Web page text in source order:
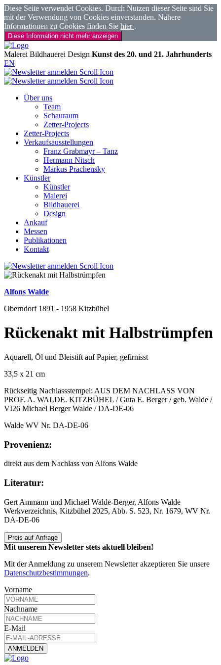
Diese Seite verwendet Cookies. Durch Nutzen dieser Seite sind Sie
mit der Verwendung von Cookies einverstanden. Nähere
Informationen zu Cookies finden Sie hier .
Diese Information nicht mehr anzeigen
Malerei Bildhauerei Design Kunst des 20. und 21. Jahrhunderts
EN
Über uns
Team
Schauraum
Zetter-Projects
Zetter-Projects
Verkaufsausstellungen
Franz Grabmayr – Tanz
Hermann Nitsch
Markus Prachensky
Künstler
Künstler
Malerei
Bildhauerei
Design
Ankauf
Messen
Publikationen
Kontakt
Alfons Walde
Oberndorf 1891 - 1958 Kitzbühel
Rückenakt mit Halbstrümpfen
Aquarell, Öl und Bleistift auf Papier, gefirnisst
33,5 x 21 cm
Rückseitig Nachlassstempel: AUS DEM NACHLASS VON
PROF. A. WALDE. KITZBÜHEL / Guta E. Berger / geb. Walde /
VI26 Michael Berger Walde / DA-DE-06
Walde WV Nr. DA-DE-06
Provenienz:
direkt aus dem Nachlass von Alfons Walde
Literatur:
Gert Ammann und Michael Walde-Berger, Alfons Walde
Werkverzeichnis, Kitzbühel 2025, Abb. S. 523, Nr. 1679, WV Nr.
DA-DE-06
Preis auf Anfrage
Mit unserem Newsletter stets aktuell bleiben!
Mit der Anmeldung zu unserem Newsletter akzeptieren Sie unsere
Datenschutzbestimmungen.
Vorname
Nachname
E-Mail